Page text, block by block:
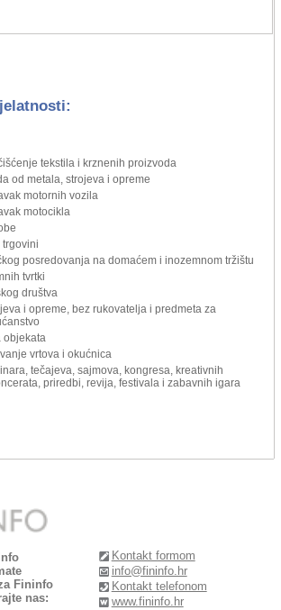
tekstila i krznenih proizvoda
od metala, strojeva i opreme
motornih vozila
motocikla
posredovanja na domaćem i inozemnom tržištu
tvrtki
društva
i opreme, bez rukovatelja i predmeta za
objekata
vrtova i okućnica
tečajeva, sajmova, kongresa, kreativnih
priredbi, revija, festivala i zabavnih igara
Fininfo
nas:
Kontakt formom
info@fininfo.hr
Kontakt telefonom
www.fininfo.hr